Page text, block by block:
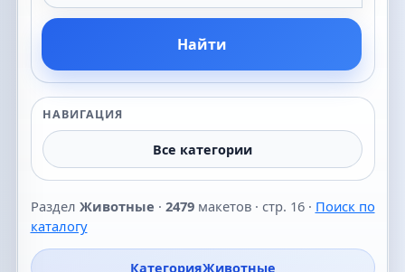
Найти
НАВИГАЦИЯ
Все категории
Раздел Животные · 2479макетов · стр. 16 · Поиск по
каталогу
КатегорияЖивотные